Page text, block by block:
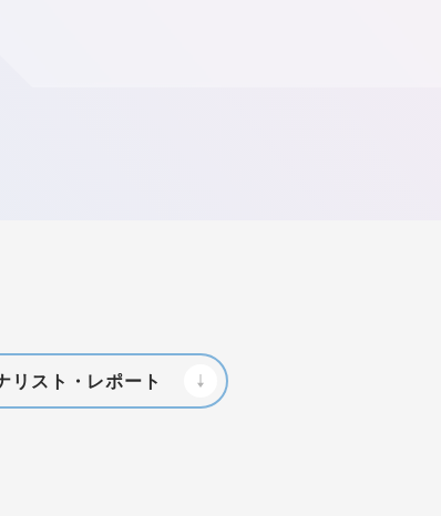
リスト・レポート